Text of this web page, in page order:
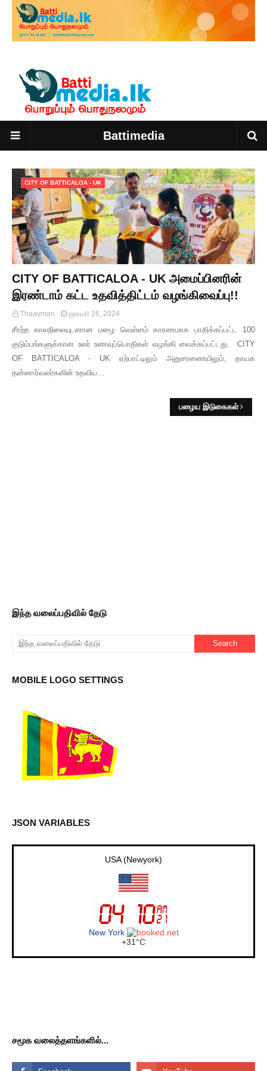
Battimedia
CITY OF BATTICALOA - UK
CITY OF BATTICALOA - UK அமைப்பினரின்
இரண்டாம் கட்ட உதவித்திட்டம் வழங்கிவைப்பு!!
Thaayman ஜனவரி 26, 2024
சீரற்ற காலநிலையுடனான மழை வெள்ளம் காரணமாக பாதிக்கப்பட்ட 100
குடும்பங்களுக்கான உலர் உணவுப்பொதிகள் வழங்கி வைக்கப்பட்டது. CITY
OF BATTICALOA - UK ஏற்பாட்டிலும் அனுசரணையிலும், தாயக
தன்னார்வலர்களின் உதவிய…
பழைய இடுகைகள்
இந்த வலைப்பதிவில் தேடு
MOBILE LOGO SETTINGS
JSON VARIABLES
USA (Newyork)
New York
+31°C
சமூக வலைத்தளங்களில்...